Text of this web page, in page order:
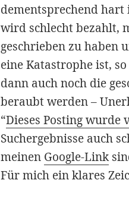
dementsprechend hart
wird schlecht bezahlt,
geschrieben zu haben
eine Katastrophe ist,
dann auch noch die
beraubt werden –
“Dieses Posting wurde
Suchergebnisse auch
meinen Google-Link
Für mich ein klares